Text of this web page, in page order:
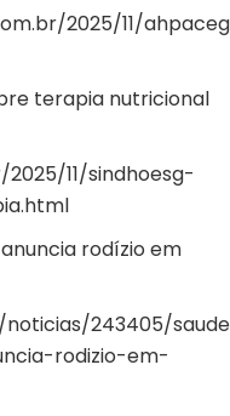
2025/11/
terapia nutricional
11/sindhoesg-
rodízio em
243405/
rodizio-em-